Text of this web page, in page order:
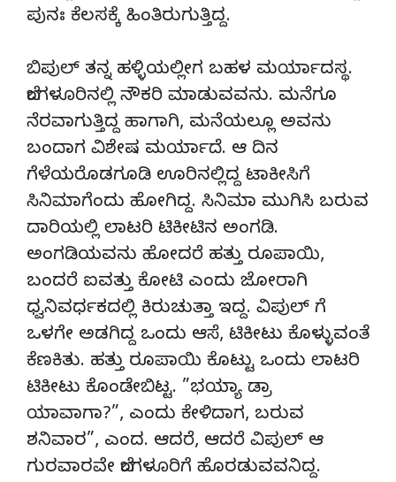
ಪುನಃ ಕೆಲಸಕ್ಕೆ ಹಿಂತಿರುಗುತ್ತಿದ್ದ.
ಬಿಪುಲ್ ತನ್ನ ಹಳ್ಳಿಯಲ್ಲೀಗ ಬಹಳ ಮರ್ಯಾದಸ್ಥ.
ಬೆಂಗಳೂರಿನಲ್ಲಿ ನೌಕರಿ ಮಾಡುವವನು. ಮನೆಗೂ
ನೆರವಾಗುತ್ತಿದ್ದ ಹಾಗಾಗಿ, ಮನೆಯಲ್ಲೂ ಅವನು
ಬಂದಾಗ ವಿಶೇಷ ಮರ್ಯಾದೆ. ಆ ದಿನ
ಗೆಳೆಯರೊಡಗೂಡಿ ಊರಿನಲ್ಲಿದ್ದ ಟಾಕೀಸಿಗೆ
ಸಿನಿಮಾಗೆಂದು ಹೋಗಿದ್ದ. ಸಿನಿಮಾ ಮುಗಿಸಿ ಬರುವ
ದಾರಿಯಲ್ಲಿ ಲಾಟರಿ ಟಿಕೀಟಿನ ಅಂಗಡಿ.
ಅಂಗಡಿಯವನು ಹೋದರೆ ಹತ್ತು ರೂಪಾಯಿ,
ಬಂದರೆ ಐವತ್ತು ಕೋಟಿ ಎಂದು ಜೋರಾಗಿ
ಧ್ವನಿವರ್ಧಕದಲ್ಲಿ ಕಿರುಚುತ್ತಾ ಇದ್ದ. ವಿಪುಲ್ ಗೆ
ಒಳಗೇ ಅಡಗಿದ್ದ ಒಂದು ಆಸೆ, ಟಿಕೀಟು ಕೊಳ್ಳುವಂತೆ
ಕೆಣಕಿತು. ಹತ್ತು ರೂಪಾಯಿ ಕೊಟ್ಟು ಒಂದು ಲಾಟರಿ
ಟಿಕೀಟು ಕೊಂಡೇಬಿಟ್ಟ. ”ಭಯ್ಯಾ ಡ್ರಾ
ಯಾವಾಗಾ?”, ಎಂದು ಕೇಳಿದಾಗ, ಬರುವ
ಶನಿವಾರ”, ಎಂದ. ಆದರೆ, ಆದರೆ ವಿಪುಲ್ ಆ
ಗುರವಾರವೇ ಬೆಂಗಳೂರಿಗೆ ಹೊರಡುವವನಿದ್ದ.